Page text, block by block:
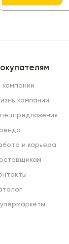
компании
компании
и карьера